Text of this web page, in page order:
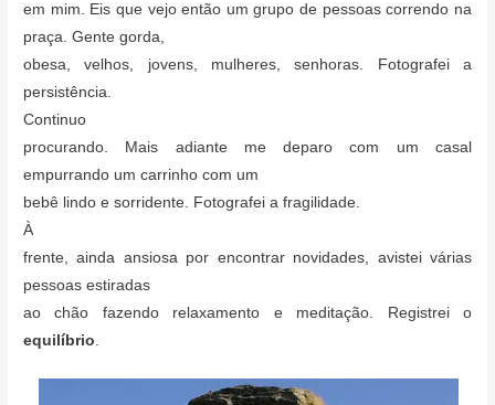
em mim. Eis que vejo então um grupo de pessoas correndo na
praça. Gente gorda,
obesa, velhos, jovens, mulheres, senhoras. Fotografei a
persistência.
Continuo
procurando. Mais adiante me deparo com um casal
empurrando um carrinho com um
bebê lindo e sorridente. Fotografei a fragilidade.
À
frente, ainda ansiosa por encontrar novidades, avistei várias
pessoas estiradas
ao chão fazendo relaxamento e meditação. Registrei o
equilíbrio.